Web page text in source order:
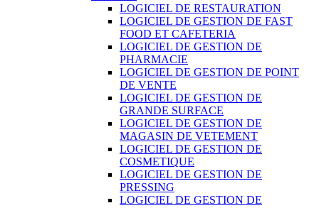
LOGICIEL DE RESTAURATION
LOGICIEL DE GESTION DE FAST
FOOD ET CAFETERIA
LOGICIEL DE GESTION DE
PHARMACIE
LOGICIEL DE GESTION DE POINT
DE VENTE
LOGICIEL DE GESTION DE
GRANDE SURFACE
LOGICIEL DE GESTION DE
MAGASIN DE VETEMENT
LOGICIEL DE GESTION DE
COSMETIQUE
LOGICIEL DE GESTION DE
PRESSING
LOGICIEL DE GESTION DE